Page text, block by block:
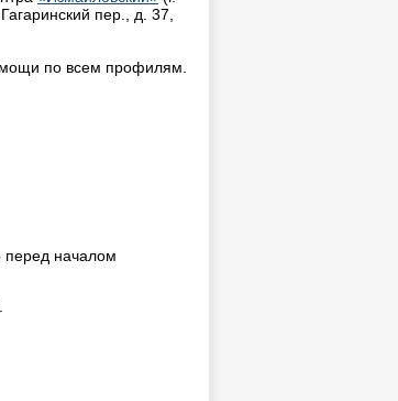
пер., д. 37,
по всем профилям.
перед началом